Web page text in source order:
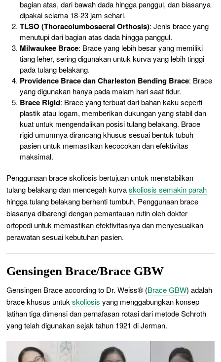
bagian atas, dari bawah dada hingga panggul, dan biasanya
dipakai selama 18-23 jam sehari.
TLSO (Thoracolumbosacral Orthosis): Jenis brace yang
menutupi dari bagian atas dada hingga panggul.
Milwaukee Brace: Brace yang lebih besar yang memiliki
tiang leher, sering digunakan untuk kurva yang lebih tinggi
pada tulang belakang.
Providence Brace dan Charleston Bending Brace: Brace
yang digunakan hanya pada malam hari saat tidur.
Brace Rigid: Brace yang terbuat dari bahan kaku seperti
plastik atau logam, memberikan dukungan yang stabil dan
kuat untuk mengendalikan posisi tulang belakang. Brace
rigid umumnya dirancang khusus sesuai bentuk tubuh
pasien untuk memastikan kecocokan dan efektivitas
maksimal.
Penggunaan brace skoliosis bertujuan untuk menstabilkan
tulang belakang dan mencegah kurvaskoliosis semakin parah
hingga tulang belakang berhenti tumbuh. Penggunaan brace
biasanya dibarengi dengan pemantauan rutin oleh dokter
ortopedi untuk memastikan efektivitasnya dan menyesuaikan
perawatan sesuai kebutuhan pasien.
Gensingen Brace/Brace GBW
Gensingen Brace according to Dr. Weiss® (Brace GBW) adalah
brace khusus untukskoliosis yang menggabungkan konsep
latihan tiga dimensi dan pernafasan rotasi dari metode Schroth
yang telah digunakan sejak tahun 1921 di Jerman.